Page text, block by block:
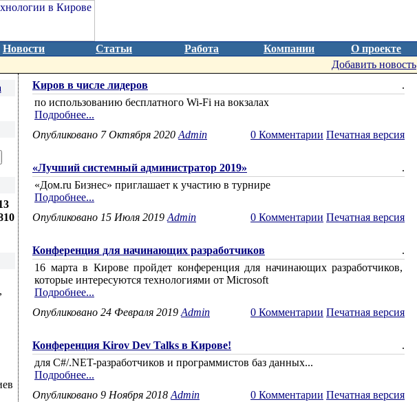
Новости Статьи Работа Компании
О проекте
Добавить новость
Киров в числе лидеров
.
по использованию бесплатного Wi-Fi на вокзалах
Подробнее...
0 Комментарии Печатная версия
Опубликовано 7 Октября 2020 Admin
«Лучший системный администратор 2019»
.
«Дом.ru Бизнес» приглашает к участию в турнире
Подробнее...
0 Комментарии Печатная версия
Опубликовано 15 Июля 2019 Admin
Конференция для начинающих разработчиков
.
16 марта в Кирове пройдет конференция для начинающих разработчиков,
которые интересуются технологиями от Microsoft
Подробнее...
0 Комментарии Печатная версия
Опубликовано 24 Февраля 2019 Admin
Конференция Kirov Dev Talks в Кирове!
.
для C#/.NET-разработчиков и программистов баз данных...
Подробнее...
0 Комментарии Печатная версия
Опубликовано 9 Ноября 2018 Admin